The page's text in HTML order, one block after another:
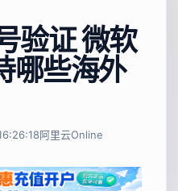
验证 微软
哪些海外
阿里云Online